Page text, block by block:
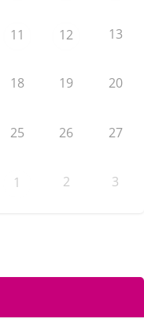
11 12 13
18 19 20
25 26 27
1 2 3